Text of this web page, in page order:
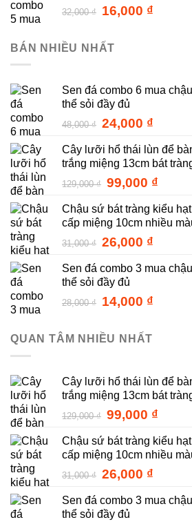
24,000 ₫.
32,000₫ Giá
32,000 ₫.
16,000 ₫Giá
BÁN NHIỀU NHẤT
Sen đá combo 6 mua
thể sỏi đầy đủ
48,000₫ Giá
là:
48,000 ₫.
24,000 ₫Giá
tại
là:
24,000 ₫.
Cây lưỡi hổ thái lùn để
trắng miệng 13cm bát
129,000₫ Giá
là:
129,000 ₫.
99,000 ₫Giá
tại
là:
Chậu sứ bát tràng kiểu
cấp miệng 10cm nhiều
31,000₫ Giá
là:
31,000 ₫.
26,000 ₫Giá
tại
26,000 ₫.
Sen đá combo 3 mua
thể sỏi đầy đủ
28,000₫ Giá
là:
28,000 ₫.
14,000 ₫Giá
QUAN TÂM NHIỀU NHẤT
Cây lưỡi hổ thái lùn để
trắng miệng 13cm bát
129,000₫ Giá
là:
129,000 ₫.
99,000 ₫Giá
tại
là:
Chậu sứ bát tràng kiểu
cấp miệng 10cm nhiều
31,000₫ Giá
là:
31,000 ₫.
26,000 ₫Giá
tại
Sen đá combo 3 mua
thể sỏi đầy đủ